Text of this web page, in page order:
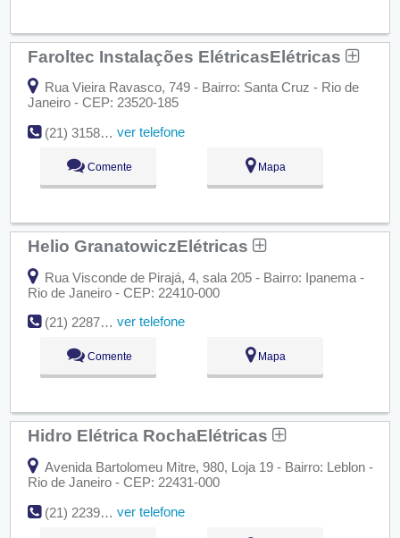
Faroltec Instalações ElétricasElétricas
Rua Vieira Ravasco, 749 - Bairro: Santa Cruz - Rio de
Janeiro - CEP: 23520-185
(21) 3158-5374
ver telefone
Comente Mapa
Helio GranatowiczElétricas
Rua Visconde de Pirajá, 4, sala 205 - Bairro: Ipanema -
Rio de Janeiro - CEP: 22410-000
(21) 2287-4948
ver telefone
Comente Mapa
Hidro Elétrica RochaElétricas
Avenida Bartolomeu Mitre, 980, Loja 19 - Bairro: Leblon -
Rio de Janeiro - CEP: 22431-000
(21) 2239-3499
ver telefone